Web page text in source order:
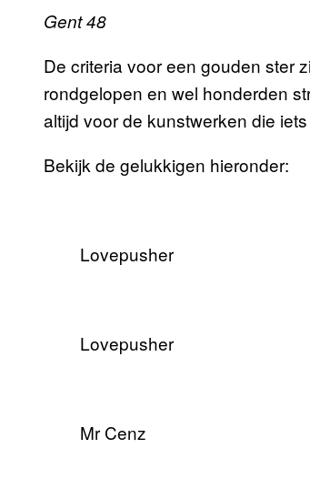
Gent 48
De criteria voor een gouden ster
rondgelopen en wel honderden
altijd voor de kunstwerken die
Bekijk de gelukkigen hieronder:
Lovepusher
Lovepusher
Mr Cenz